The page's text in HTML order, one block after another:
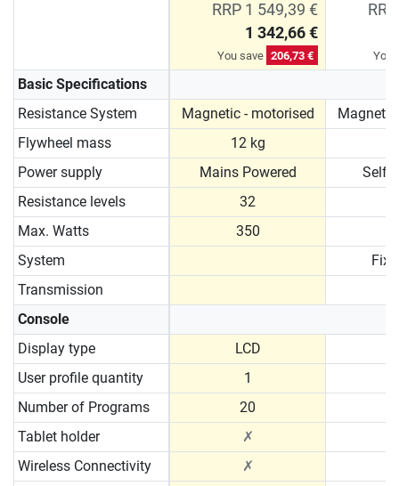
RRP 1 549,39 €
1 342,66 €
You save 206,73 € You
Basic Specifications
Resistance System
Magnetic - motorised
Flywheel mass
12 kg
Power supply
Mains Powered
Self
Resistance levels
32
Max. Watts
350
System
Transmission
Console
Display type
LCD
User profile quantity
1
Number of Programs
20
Tablet holder
✗
Wireless Connectivity
✗